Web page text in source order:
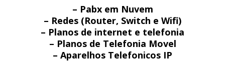
– Pabx em Nuvem
– Redes (Router, Switch e Wifi)
– Planos de internet e telefonia
– Planos de Telefonia Movel
– Aparelhos Telefonicos IP